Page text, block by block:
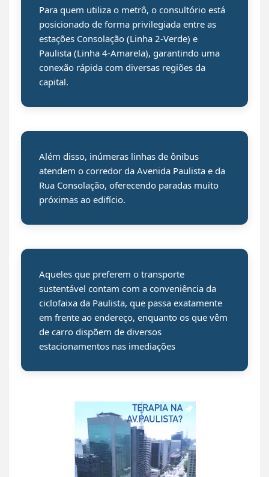
Para quem utiliza o metrô, o consultório está
posicionado de forma privilegiada entre as
estações Consolação (Linha 2-Verde) e
Paulista (Linha 4-Amarela), garantindo uma
conexão rápida com diversas regiões da
capital.
Além disso, inúmeras linhas de ônibus
atendem o corredor da Avenida Paulista e da
Rua Consolação, oferecendo paradas muito
próximas ao edifício.
Aqueles que preferem o transporte
sustentável contam com a conveniência da
ciclofaixa da Paulista, que passa exatamente
em frente ao endereço, enquanto os que vêm
de carro dispõem de diversos
estacionamentos nas imediações